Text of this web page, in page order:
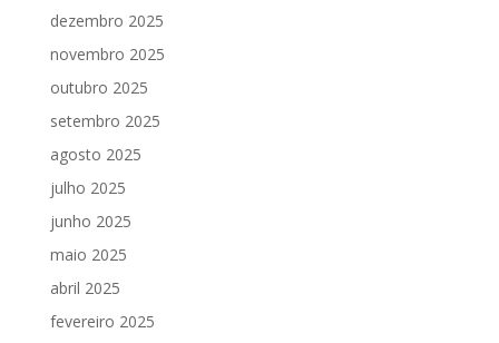
dezembro 2025
novembro 2025
outubro 2025
setembro 2025
agosto 2025
julho 2025
junho 2025
maio 2025
abril 2025
fevereiro 2025